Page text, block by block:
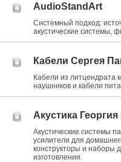
AudioStandArt
Системный подход:
акустические системы,
Кабели Сергея
Кабели из литцендрата
наушников и кабели
Акустика
Акустические системы
усилители для
конструкторы и наборы
изготовления.